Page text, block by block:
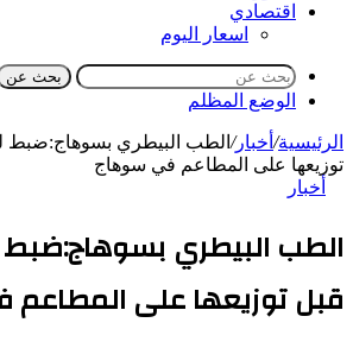
اقتصادي
اسعار اليوم
بحث عن
الوضع المظلم
الرئيسية/ أخبار/ الطب البيطري بسوهاج:ضبط
توزيعها على المطاعم في سوهاج
أخبار
الطب البيطري
قبل توزيعها على